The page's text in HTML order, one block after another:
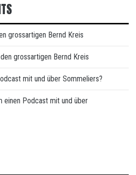
grossartigen Bernd Kreis
grossartigen Bernd Kreis
mit und über Sommeliers?
einen Podcast mit und über